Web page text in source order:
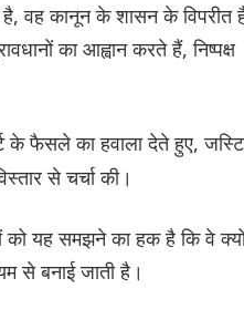
वह कानून के शासन के विपरीत
का आह्वान करते हैं, निष्पक्ष
के फैसले का हवाला देते हुए,
से चर्चा की।
को यह समझने का हक है कि वे
से बनाई जाती है।